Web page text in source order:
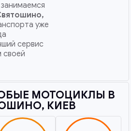
уже
сервис
своей
МОТОЦИКЛЫ В
КИЕВ​